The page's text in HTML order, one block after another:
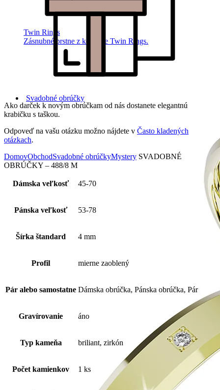
Twin Rings
Zásnubné prstne z kolekcie Twin Rings.
Svadobné obrúčky
Ako darček k novým obrúčkam od nás dostanete elegantnú
krabičku s taškou.
Odpoveď na vašu otázku možno nájdete v Často kladených
otázkach.
DomovObchodSvadobné obrúčkyMystery SVADOBNÉ
OBRÚČKY – 488/8 M
Dámska veľkosť 45-70
Pánska veľkosť 53-78
Šírka štandard 4 mm
Profil mierne zaoblený
Pár alebo samostatne Dámska obrúčka, Pánska obrúčka, Pár
Gravírovanie áno
Typ kameňa briliant, zirkón
Počet kamienkov 1 ks